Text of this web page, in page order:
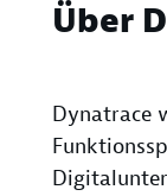
Über
Dynatrace